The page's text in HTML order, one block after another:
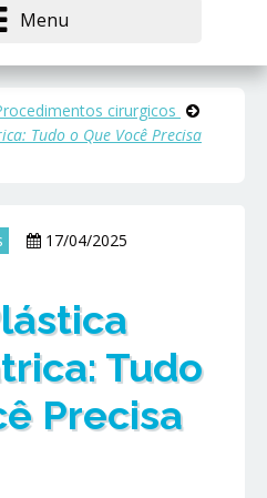
Menu
cirurgicos
Tudo o Que Você Precisa
17/04/2025
Tudo
Precisa